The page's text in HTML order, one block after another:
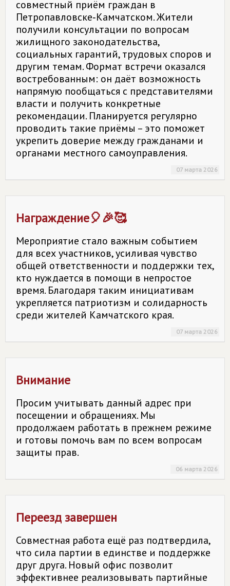
совместный приём граждан в
Петропавловске‑Камчатском. Жители
получили консультации по вопросам
жилищного законодательства,
социальных гарантий, трудовых споров и
другим темам. Формат встречи оказался
востребованным: он даёт возможность
напрямую пообщаться с представителями
власти и получить конкретные
рекомендации. Планируется регулярно
проводить такие приёмы – это поможет
укрепить доверие между гражданами и
органами местного самоуправления.
07 марта 2026
Награждение🎈🎉🥰
Мероприятие стало важным событием
для всех участников, усиливая чувство
общей ответственности и поддержки тех,
кто нуждается в помощи в непростое
время. Благодаря таким инициативам
укрепляется патриотизм и солидарность
среди жителей Камчатского края.
07 марта 2026
Внимание
Просим учитывать данный адрес при
посещении и обращениях. Мы
продолжаем работать в прежнем режиме
и готовы помочь вам по всем вопросам
защиты прав.
06 марта 2026
Переезд завершен
Совместная работа ещё раз подтвердила,
что сила партии в единстве и поддержке
друг друга. Новый офис позволит
эффективнее реализовывать партийные